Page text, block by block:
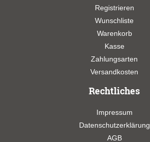
Registrieren
Wunschliste
Warenkorb
Kasse
Zahlungsarten
Versandkosten
Rechtliches
Impressum
Datenschutzerklärung
AGB